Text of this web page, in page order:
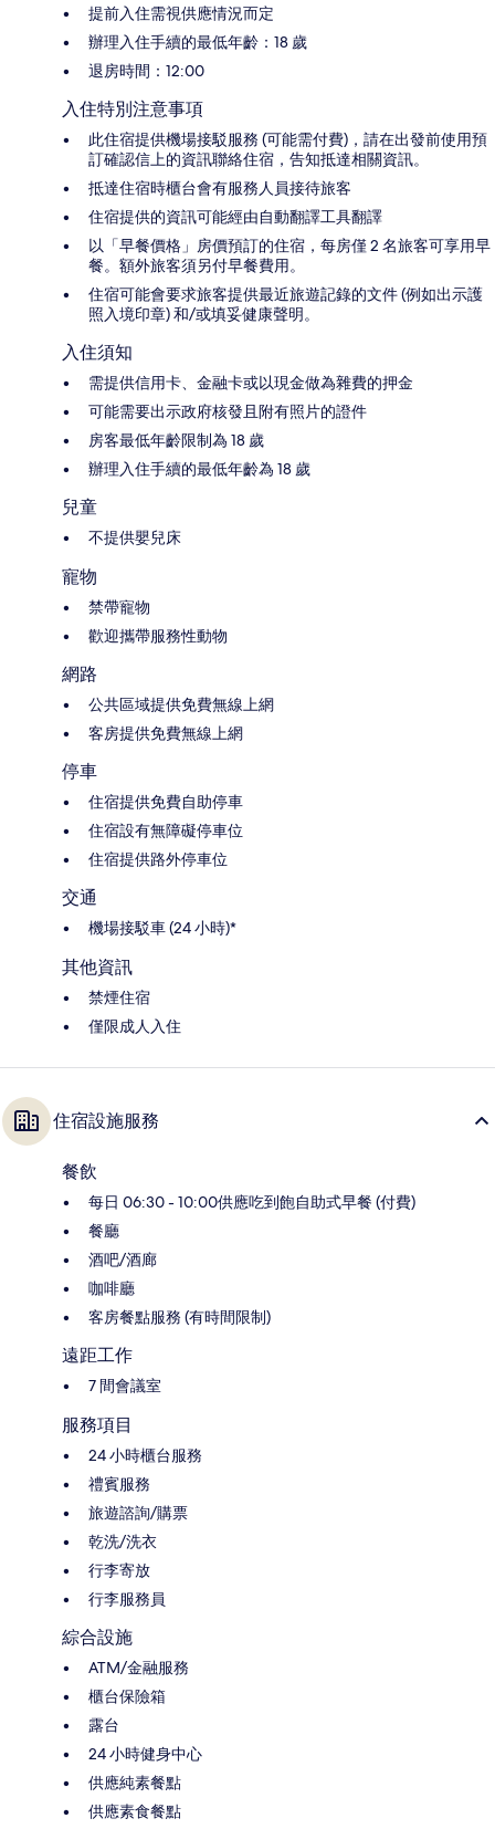
提前入住需視供應情況而定
辦理入住手續的最低年齡：18 歲
退房時間：12:00
入住特別注意事項
此住宿提供機場接駁服務 (可能需付費)，請在出發前使用預
訂確認信上的資訊聯絡住宿，告知抵達相關資訊。
抵達住宿時櫃台會有服務人員接待旅客
住宿提供的資訊可能經由自動翻譯工具翻譯
以「早餐價格」房價預訂的住宿，每房僅 2 名旅客可享用早
餐。額外旅客須另付早餐費用。
住宿可能會要求旅客提供最近旅遊記錄的文件 (例如出示護
照入境印章) 和/或填妥健康聲明。
入住須知
需提供信用卡、金融卡或以現金做為雜費的押金
可能需要出示政府核發且附有照片的證件
房客最低年齡限制為 18 歲
辦理入住手續的最低年齡為 18 歲
兒童
不提供嬰兒床
寵物
禁帶寵物
歡迎攜帶服務性動物
網路
公共區域提供免費無線上網
客房提供免費無線上網
停車
住宿提供免費自助停車
住宿設有無障礙停車位
住宿提供路外停車位
交通
機場接駁車 (24 小時)*
其他資訊
禁煙住宿
僅限成人入住
住宿設施服務
餐飲
每日 06:30 - 10:00供應吃到飽自助式早餐 (付費)
餐廳
酒吧/酒廊
咖啡廳
客房餐點服務 (有時間限制)
遠距工作
7 間會議室
服務項目
24 小時櫃台服務
禮賓服務
旅遊諮詢/購票
乾洗/洗衣
行李寄放
行李服務員
綜合設施
ATM/金融服務
櫃台保險箱
露台
24 小時健身中心
供應純素餐點
供應素食餐點